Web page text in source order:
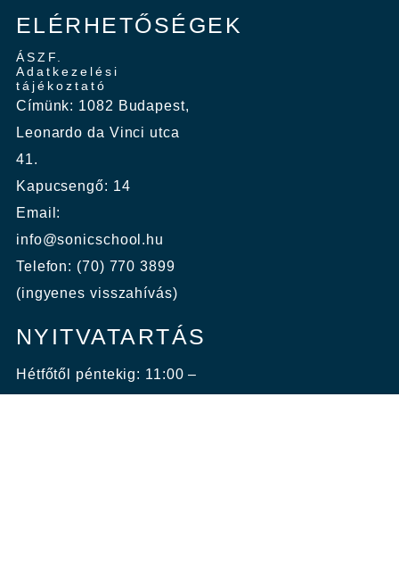
ELÉRHETŐSÉGEK
ÁSZF.
Adatkezelési
tájékoztató
Címünk: 1082 Budapest,
Leonardo da Vinci utca
41.
Kapucsengő: 14
Email:
info@sonicschool.hu
Telefon: (70) 770 3899
(ingyenes visszahívás)
NYITVATARTÁS
Hétfőtől péntekig: 11:00 –